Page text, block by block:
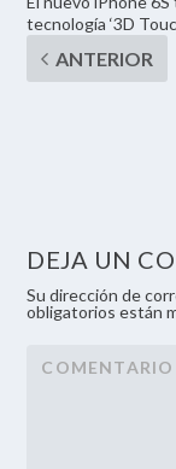
tecnología ‘3D
DEJA UN
Su dirección de
obligatorios están